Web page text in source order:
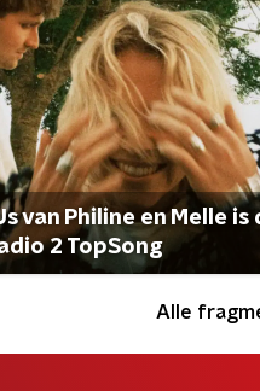
van Philine en Melle is
2 TopSong
Alle